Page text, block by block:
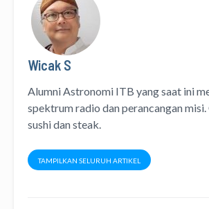
Wicak S
Alumni Astronomi ITB yang saat ini
spektrum radio dan perancangan
sushi dan steak.
TAMPILKAN SELURUH ARTIKEL